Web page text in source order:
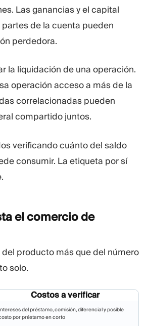
Las ganancias y el capital
de la cuenta pueden
perdedora.
la liquidación de una operación.
operación acceso a más de la
correlacionadas pueden
compartido juntos.
verificando cuánto del saldo
consumir. La etiqueta por sí
el comercio de
producto más que del número
solo.
Costos a verificar
del préstamo, comisión, diferencial y posible
por préstamo en corto